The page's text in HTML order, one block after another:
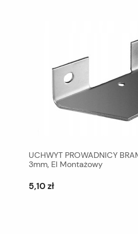
UCHWYT PROWADNICY
3mm, El Montażowy
5,10 zł